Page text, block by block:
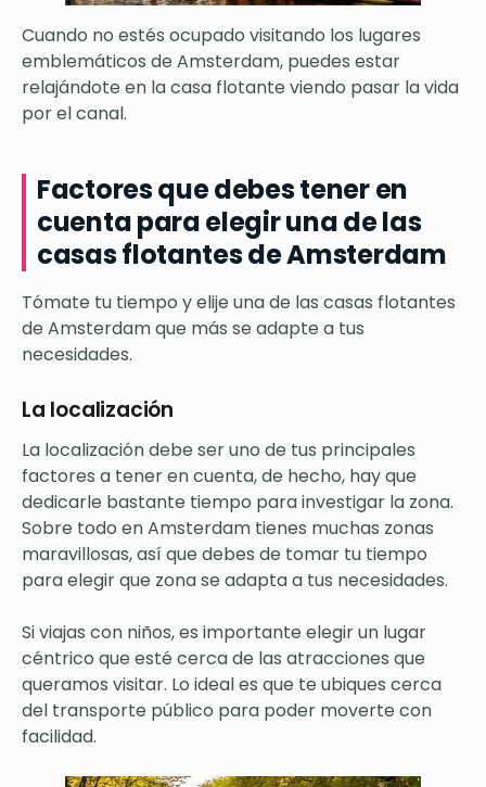
Cuando no estés ocupado visitando los lugares
emblemáticos de Amsterdam, puedes estar
relajándote en la casa flotante viendo pasar la vida
por el canal.
Factores que debes tener en
cuenta para elegir una de las
casas flotantes de Amsterdam
Tómate tu tiempo y elije una de las casas flotantes
de Amsterdam que más se adapte a tus
necesidades.
La localización
La localización debe ser uno de tus principales
factores a tener en cuenta, de hecho, hay que
dedicarle bastante tiempo para investigar la zona.
Sobre todo en Amsterdam tienes muchas zonas
maravillosas, así que debes de tomar tu tiempo
para elegir que zona se adapta a tus necesidades.
Si viajas con niños, es importante elegir un lugar
céntrico que esté cerca de las atracciones que
queramos visitar. Lo ideal es que te ubiques cerca
del transporte público para poder moverte con
facilidad.